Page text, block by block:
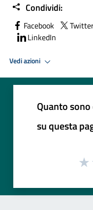
Condividi:
Facebook
LinkedIn
Vedi azioni
Quanto
su questa